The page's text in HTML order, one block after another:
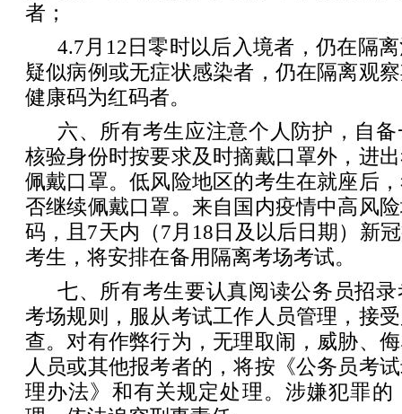
者；
4.7月12日零时以后入境者，仍在隔
疑似病例或无症状感染者，仍在隔离观
健康码为红码者。
六、所有考生应注意个人防护，自
核验身份时按要求及时摘戴口罩外，进
佩戴口罩。低风险地区的考生在就座后
否继续佩戴口罩。来自国内疫情中高风
码，且7天内（7月18日及以后日期）新
考生，将安排在备用隔离考场考试。
七、所有考生要认真阅读公务员招
考场规则，服从考试工作人员管理，接
查。对有作弊行为，无理取闹，威胁、
人员或其他报考者的，将按《公务员考
理办法》和有关规定处理。涉嫌犯罪的